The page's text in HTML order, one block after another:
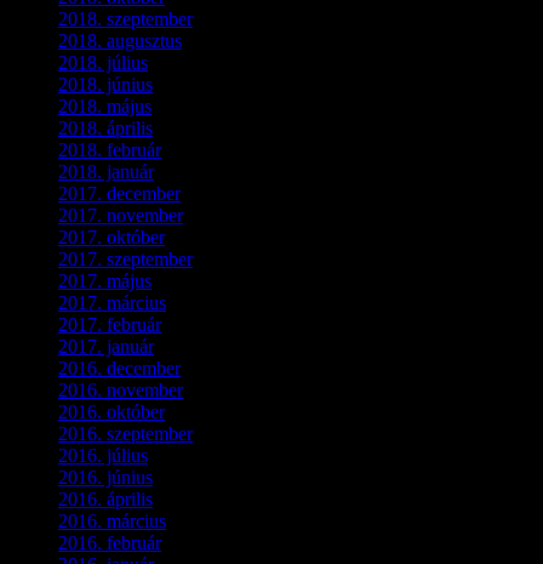
2018. szeptember(1)
2018. augusztus
2018. július
2018. június
2018. május
2018. április
2018. február(2)
2018. január(2)
2017. december(4)
2017. november(3)
2017. október(4)
2017. szeptember(1)
2017. május
2017. március
2017. február(1)
2017. január(2)
2016. december(1)
2016. november(1)
2016. október(6)
2016. szeptember(5)
2016. július
2016. június
2016. április
2016. március
2016. február(3)